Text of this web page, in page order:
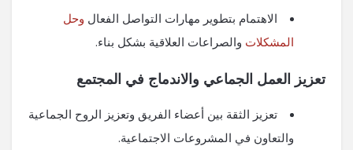
الاهتمام بتطوير مهارات التواصل الفعال وحل
المشكلات والصراعات العلاقية بشكل بناء.
تعزيز العمل الجماعي والاندماج في المجتمع
تعزيز الثقة بين أعضاء الفريق وتعزيز الروح الجماعية
والتعاون في المشروعات الاجتماعية.